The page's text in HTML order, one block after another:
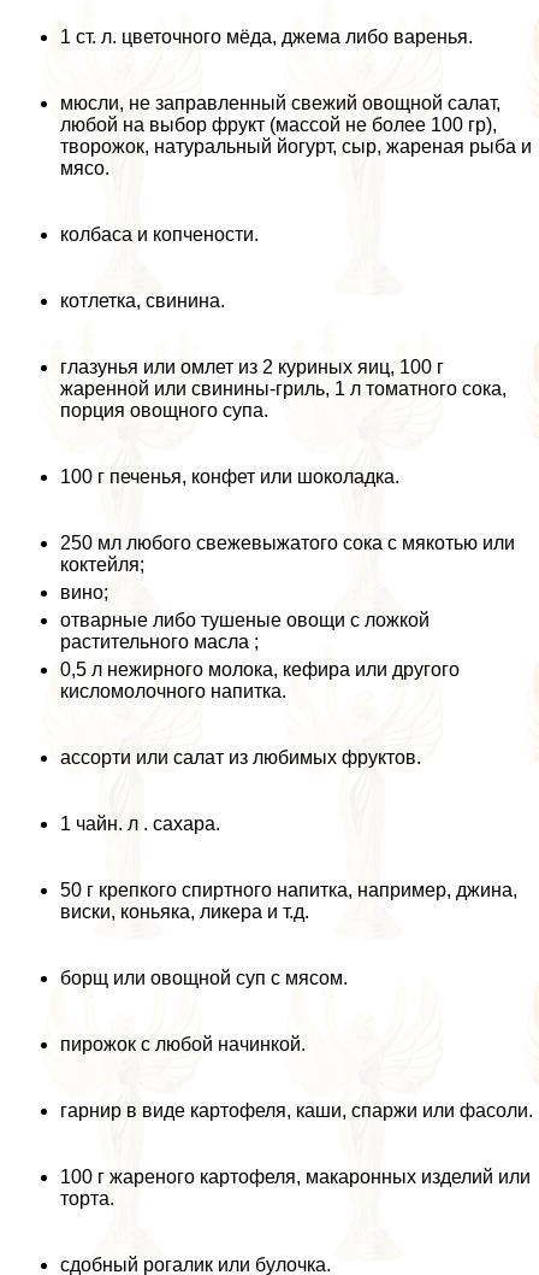
1 ст. л. цветочного мёда, джема либо варенья.
мюсли, не заправленный свежий овощной салат,
любой на выбор фрукт (массой не более 100 гр),
творожок, натуральный йогурт, сыр, жареная рыба и
мясо.
колбаса и копчености.
котлетка, свинина.
глазунья или омлет из 2 куриных яиц, 100 г
жаренной или свинины-гриль, 1 л томатного сока,
порция овощного супа.
100 г печенья, конфет или шоколадка.
250 мл любого свежевыжатого сока с мякотью или
коктейля;
вино;
отварные либо тушеные овощи с ложкой
растительного масла ;
0,5 л нежирного молока, кефира или другого
кисломолочного напитка.
ассорти или салат из любимых фруктов.
1 чайн. л . сахара.
50 г крепкого спиртного напитка, например, джина,
виски, коньяка, ликера и т.д.
борщ или овощной суп с мясом.
пирожок с любой начинкой.
гарнир в виде картофеля, каши, спаржи или фасоли.
100 г жареного картофеля, макаронных изделий или
торта.
сдобный рогалик или булочка.